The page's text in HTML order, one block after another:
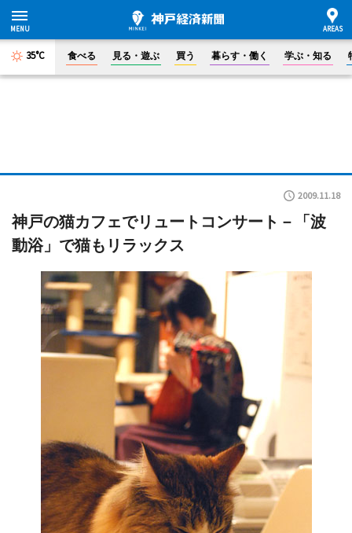
35°C 食べる 見る・遊ぶ 買う 暮らす・働く 学ぶ・知る
2009.11.18
神戸の猫カフェでリュートコンサート－「波
動浴」で猫もリラックス